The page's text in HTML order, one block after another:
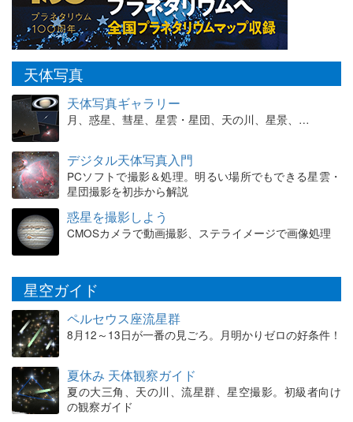
天体写真
天体写真ギャラリー
月、惑星、彗星、星雲・星団、天の川、星景、…
デジタル天体写真入門
PCソフトで撮影＆処理。明るい場所でもできる星雲・
星団撮影を初歩から解説
惑星を撮影しよう
CMOSカメラで動画撮影、ステライメージで画像処理
星空ガイド
ペルセウス座流星群
8月12～13日が一番の見ごろ。月明かりゼロの好条件！
夏休み 天体観察ガイド
夏の大三角、天の川、流星群、星空撮影。初級者向け
の観察ガイド